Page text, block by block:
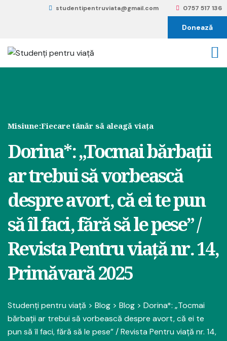
studentipentruviata@gmail.com 0757 517 136
Donează
Misiune:Fiecare tânăr să aleagă viața
Dorina*: „Tocmai bărbații
ar trebui să vorbească
despre avort, că ei te pun
să îl faci, fără să le pese” /
Revista Pentru viață nr. 14,
Primăvară 2025
Studenți pentru viață > Blog > Blog > Dorina*: „Tocmai
bărbații ar trebui să vorbească despre avort, că ei te
pun să îl faci, fără să le pese” / Revista Pentru viață nr. 14,